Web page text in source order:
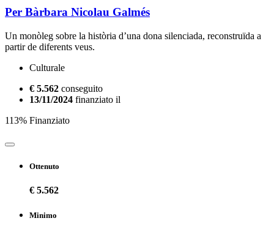
Per Bàrbara Nicolau Galmés
Un monòleg sobre la història d’una dona silenciada, reconstruïda a
partir de diferents veus.
Culturale
€ 5.562 conseguito
13/11/2024 finanziato il
113% Finanziato
Ottenuto
€ 5.562
Minimo